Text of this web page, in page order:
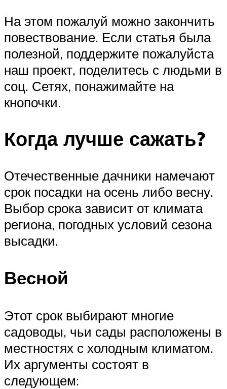
На этом пожалуй можно закончить
повествование. Если статья была
полезной, поддержите пожалуйста
наш проект, поделитесь с людьми в
соц. Сетях, понажимайте на
кнопочки.
Когда лучше сажать?
Отечественные дачники намечают
срок посадки на осень либо весну.
Выбор срока зависит от климата
региона, погодных условий сезона
высадки.
Весной
Этот срок выбирают многие
садоводы, чьи сады расположены в
местностях с холодным климатом.
Их аргументы состоят в
следующем: